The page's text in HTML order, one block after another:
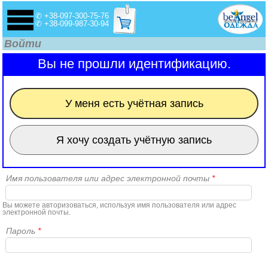
✆ +38-097-300-75-76
✆ +38-099-987-30-94
Войти
Вы не прошли идентификацию.
У меня есть учётная запись
Я хочу создать учётную запись
Имя пользователя или адрес электронной почты *
Вы можете авторизоваться, используя имя пользователя или адрес
электронной почты.
Пароль *